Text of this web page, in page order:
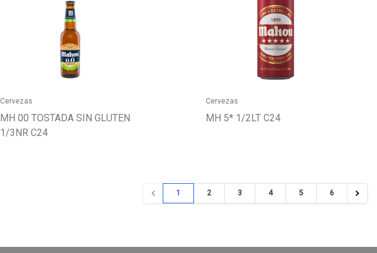
Cervezas
MH 00 TOSTADA SIN GLUTEN
1/3NR C24
Cervezas
MH 5* 1/2LT C24
1 2 3 4 5 6